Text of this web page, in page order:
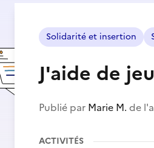
Solidarité et insertion
J'aide de
Publié par Marie M. de
ACTIVITÉS